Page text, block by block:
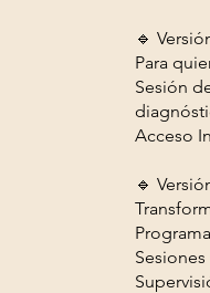
🔹
Para
Sesión
Acceso
🔹